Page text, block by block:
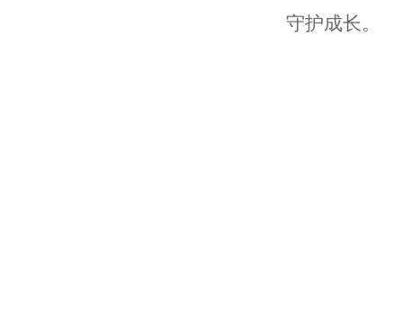
守护成长。